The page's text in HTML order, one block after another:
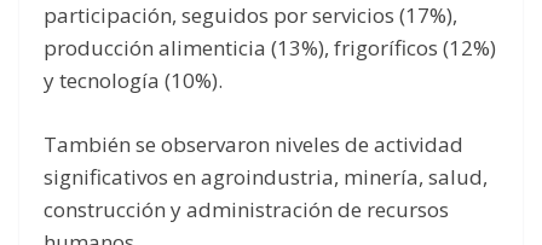
participación, seguidos por servicios (17%),
producción alimenticia (13%), frigoríficos (12%)
y tecnología (10%).
También se observaron niveles de actividad
significativos en agroindustria, minería, salud,
construcción y administración de recursos